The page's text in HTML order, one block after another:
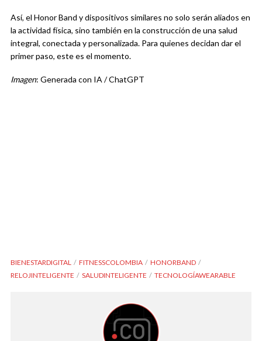
Así, el Honor Band y dispositivos similares no solo serán aliados en
la actividad física, sino también en la construcción de una salud
integral, conectada y personalizada. Para quienes decidan dar el
primer paso, este es el momento.
Imagen: Generada con IA / ChatGPT
BIENESTARDIGITAL FITNESSCOLOMBIA
HONORBAND
RELOJINTELIGENTE
SALUDINTELIGENTE TECNOLOGÍAWEARABLE